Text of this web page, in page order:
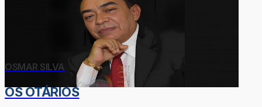
OSMAR SILVA
OS OTÁRIOS